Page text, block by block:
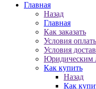
Главная
Назад
Главная
Как заказать
Условия
Условия
Юридическим
Как купить
Назад
Как